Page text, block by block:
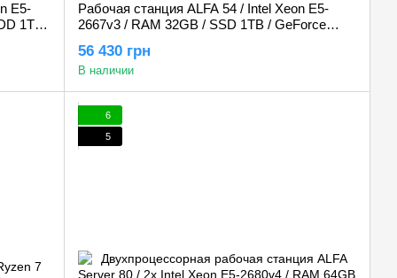
E5-
1TB /
Рабочая станция ALFA 54 / Intel Xeon E5-
2667v3 / RAM 32GB / SSD 1TB / GeForce
56 430 грн
В наличии
6
5